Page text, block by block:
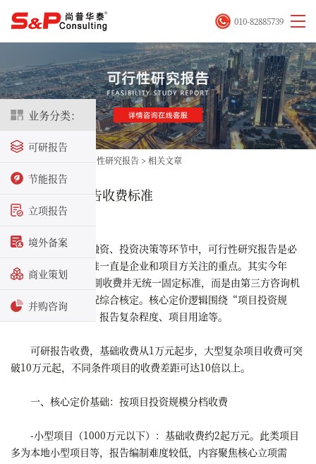
业务分类：
可研报告
节能报告
立项报告
境外备案
商业策划
并购咨询
010-82885739
可行性研究报告 > 相关文章
2026年可研报告收费标准
2026-01-06
在项目立项、融资、投资决策等环节中，可行性研究报告是必
备文件，其收费标准一直是企业和项目方关注的重点。其实今年
2026年可研报告编制收费并无统一固定标准，而是由第三方咨询机
构结合项目实际情况综合核定。核心定价逻辑围绕“项目投资规
模、行业技术特点、报告复杂程度、项目用途等。
可研报告收费，基础收费从1万元起步，大型复杂项目收费可突
破10万元起，不同条件项目的收费差距可达10倍以上。
一、核心定价基础：按项目投资规模分档收费
-小型项目（1000万元以下）：基础收费约2起万元。此类项目
多为本地小型项目等，报告编制难度较低，内容聚焦核心立项需